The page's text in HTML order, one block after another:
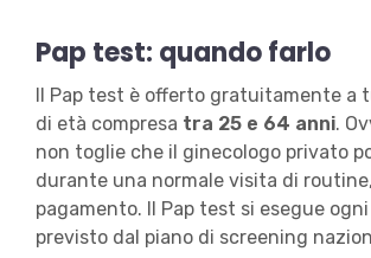
Pap test: quando farlo
Il Pap test è offerto gratuitamente a
di età compresa tra 25 e 64 anni.
non toglie che il ginecologo privato
durante una normale visita di
pagamento. Il Pap test si esegue
previsto dal piano di screening